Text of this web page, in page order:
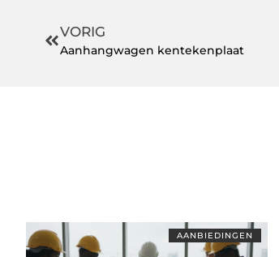
VORIG
Aanhangwagen kentekenplaat
AANBIEDINGEN